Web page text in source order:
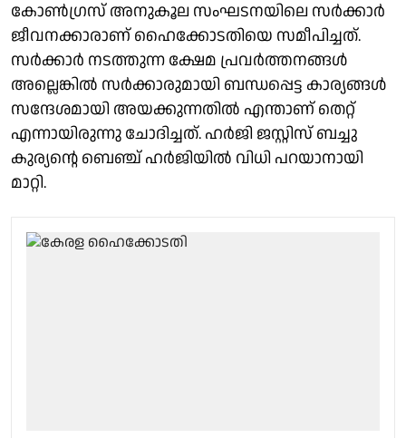
കോണ്‍ഗ്രസ് അനുകൂല സംഘടനയിലെ സര്‍ക്കാര്‍
ജീവനക്കാരാണ് ഹൈക്കോടതിയെ സമീപിച്ചത്.
സര്‍ക്കാര്‍ നടത്തുന്ന ക്ഷേമ പ്രവര്‍ത്തനങ്ങള്‍
അല്ലെങ്കില്‍ സര്‍ക്കാരുമായി ബന്ധപ്പെട്ട കാര്യങ്ങള്‍
സന്ദേശമായി അയക്കുന്നതില്‍ എന്താണ് തെറ്റ്
എന്നായിരുന്നു ചോദിച്ചത്. ഹര്‍ജി ജസ്റ്റിസ് ബച്ചു
കുര്യന്റെ ബെഞ്ച് ഹര്‍ജിയില്‍ വിധി പറയാനായി
മാറ്റി.